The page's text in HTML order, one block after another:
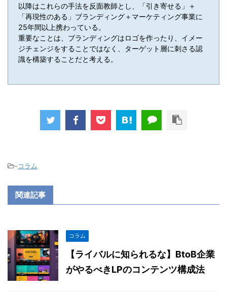
以降はこれらの手法を反面教師とし、「引き寄せる」＋
「再現性のある」ブランディング＋マーケティング事業に
25年間以上携わっている。
重要なことは、ブランディングはロゴを作ったり、イメー
ジチェンジをすることではなく、ターゲット層に刺さる認
識を構築することだと考える。
-コラム
関連記事
コラム
【ライバルに知られるな】BtoB企業
がやるべきLPのコンテンツ構成法